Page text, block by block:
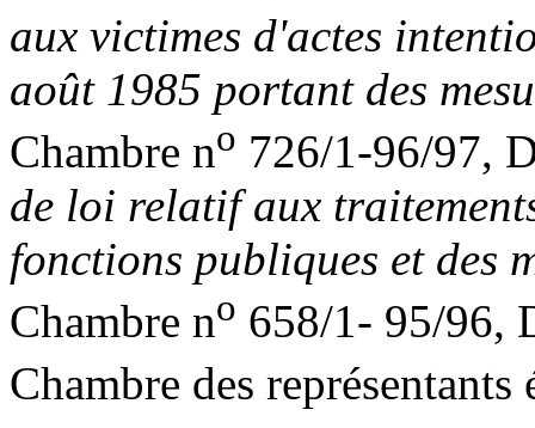
aux victimes d'actes
août 1985 portant des
Chambre no 726/1-96/97,
de loi relatif aux
fonctions publiques et des
Chambre no 658/1- 95/96,
Chambre des représentants